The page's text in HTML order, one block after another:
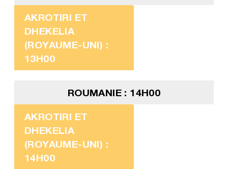
AKROTIRI ET
DHEKELIA
(ROYAUME-UNI) :
13H00
ROUMANIE : 14H00
AKROTIRI ET
DHEKELIA
(ROYAUME-UNI) :
14H00